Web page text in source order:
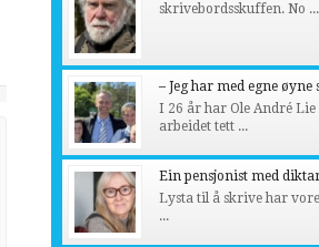
skrivebordsskuffen. No ...
– Jeg har med egne øyne
I 26 år har Ole André Lie
arbeidet tett ...
Ein pensjonist med
Lysta til å skrive har
...